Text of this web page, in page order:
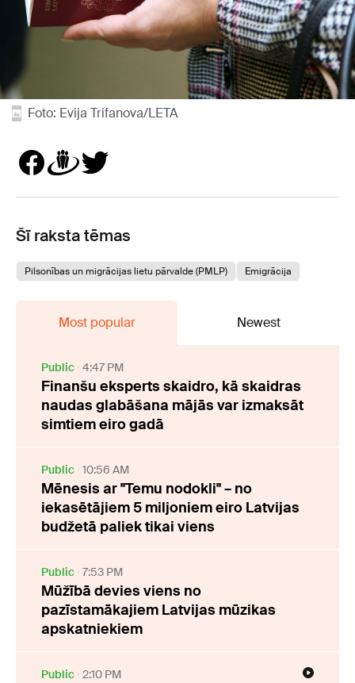
Foto: Evija Trifanova/LETA
Šī raksta tēmas
Pilsonības un migrācijas lietu pārvalde (PMLP) Emigrācija
Most popular Newest
Public 4:47 PM
Finanšu eksperts skaidro, kā skaidras
naudas glabāšana mājās var izmaksāt
simtiem eiro gadā
Public 10:56 AM
Mēnesis ar "Temu nodokli" – no
iekasētājiem 5 miljoniem eiro Latvijas
budžetā paliek tikai viens
Public 7:53 PM
Mūžībā devies viens no
pazīstamākajiem Latvijas mūzikas
apskatniekiem
Public 2:10 PM